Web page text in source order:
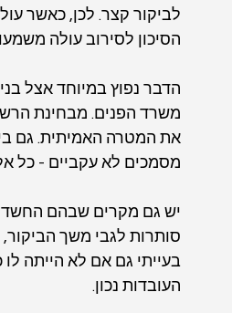
לביקור קצר. לכן, כאשר
הסיכון לסירוב עולה
הדבר נפוץ במיוחד אצל
משרד הפנים. מבחינת
את המטרה האמיתית. גם
מסמכים לא עקביים - כל
יש גם מקרים שבהם החשד
סותרות לגבי משך
בעייתי גם אם לא הייתה
העובדות נכון.